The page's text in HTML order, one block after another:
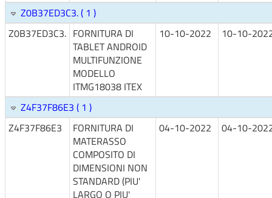
Z0B37ED3C3. ( 1 )
Z0B37ED3C3. FORNITURA DI
TABLET ANDROID
MULTIFUNZIONE
MODELLO
ITMG18038 ITEX
10-10-2022 10-10-
Z4F37F86E3 ( 1 )
Z4F37F86E3
FORNITURA DI
MATERASSO
COMPOSITO DI
DIMENSIONI NON
STANDARD (PIU'
LARGO O PIU'
04-10-2022 04-10-